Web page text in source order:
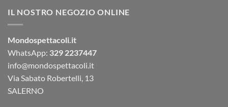
IL NOSTRO NEGOZIO ONLINE
Mondospettacoli.it
WhatsApp: 329 2237447
info@mondospettacoli.it
Via Sabato Robertelli, 13
SALERNO